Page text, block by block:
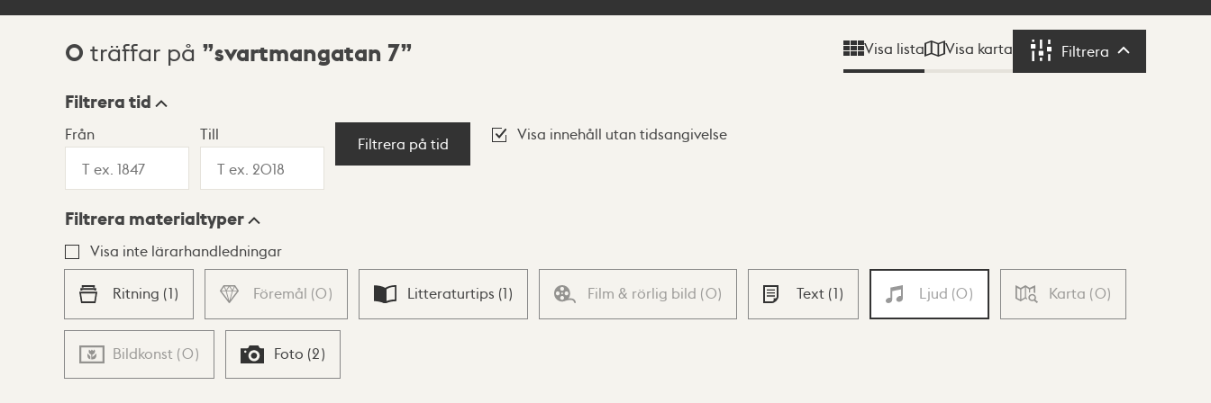
Sökresultat
0 träffar på svartmangatan 7 Visa lista Visa karta Filtrera Filtrera
Visningsläge
Lista Karta
Filtrera tid
Från Till
Filtrera på tid
Visa innehåll utan tidsangivelse
Filtrera materialtyper
Visa inte lärarhandledningar
Ritning (1) Föremål (0) Litteraturtips (1) Film & rörlig bild (0) Text (1) Ljud (0) Karta (0)
Bildkonst (0) Foto (2)